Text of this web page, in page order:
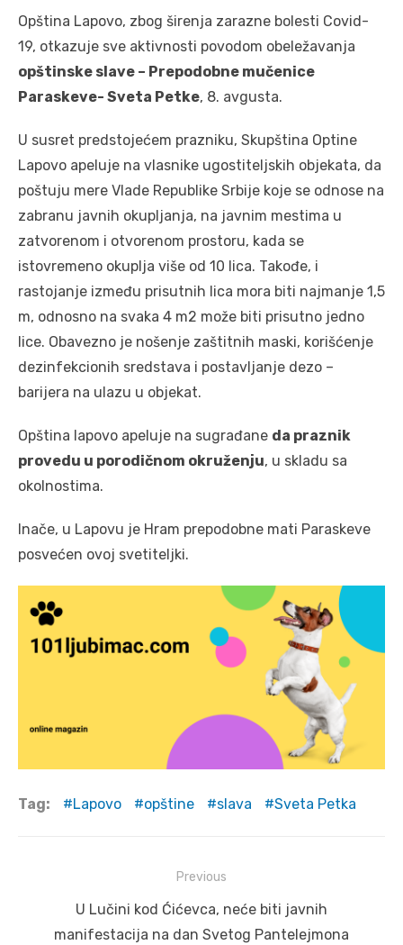
Opština Lapovo, zbog širenja zarazne bolesti Covid-
19, otkazuje sve aktivnosti povodom obeležavanja
opštinske slave – Prepodobne mučenice
Paraskeve- Sveta Petke, 8. avgusta.
U susret predstojećem prazniku, Skupština Optine
Lapovo apeluje na vlasnike ugostiteljskih objekata, da
poštuju mere Vlade Republike Srbije koje se odnose na
zabranu javnih okupljanja, na javnim mestima u
zatvorenom i otvorenom prostoru, kada se
istovremeno okuplja više od 10 lica. Takođe, i
rastojanje između prisutnih lica mora biti najmanje 1,5
m, odnosno na svaka 4 m2 može biti prisutno jedno
lice. Obavezno je nošenje zaštitnih maski, korišćenje
dezinfekcionih sredstava i postavljanje dezo –
barijera na ulazu u objekat.
Opština lapovo apeluje na sugrađane da praznik
provedu u porodičnom okruženju, u skladu sa
okolnostima.
Inače, u Lapovu je Hram prepodobne mati Paraskeve
posvećen ovoj svetiteljki.
Tag: Lapovo opštine slava Sveta Petka
navigation
Previous
Previous
post:
U Lučini kod Ćićevca, neće biti javnih
manifestacija na dan Svetog Pantelejmona